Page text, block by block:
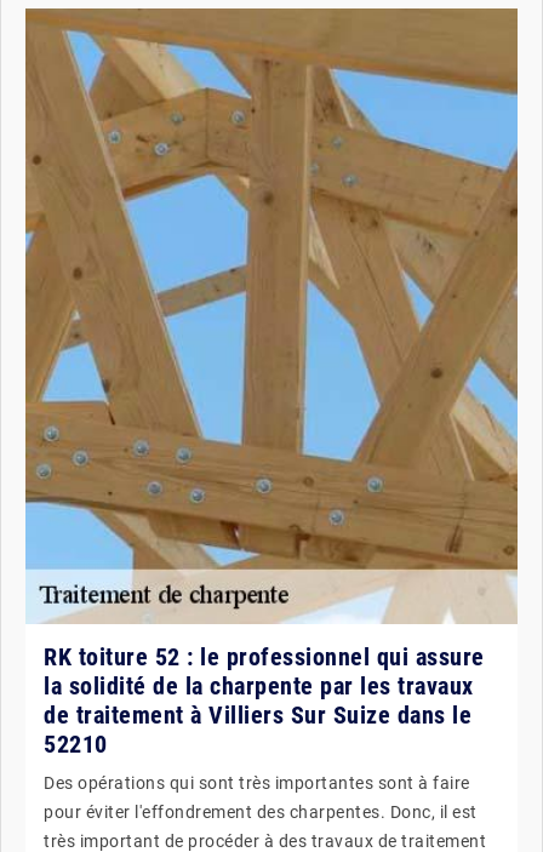
RK toiture 52 : le professionnel qui assure
la solidité de la charpente par les travaux
de traitement à Villiers Sur Suize dans le
52210
Des opérations qui sont très importantes sont à faire
pour éviter l'effondrement des charpentes. Donc, il est
très important de procéder à des travaux de traitement